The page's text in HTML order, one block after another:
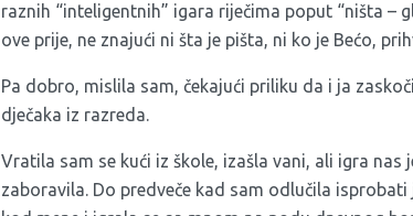
raznih “inteligentnih” igara riječima poput “ništa –
ove prije, ne znajući ni šta je pišta, ni ko je Bećo,
Pa dobro, mislila sam, čekajući priliku da i ja
dječaka iz razreda.
Vratila sam se kući iz škole, izašla vani, ali igra
zaboravila. Do predveče kad sam odlučila